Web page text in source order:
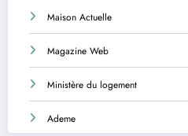
Maison Actuelle
Magazine Web
Ministère du logement
Ademe